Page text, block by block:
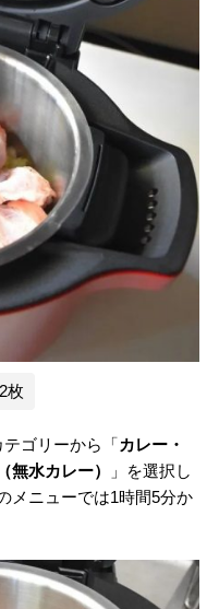
枚
テゴリーから「カレー・
水カレー）
」を選択し
メニューでは1時間5分か